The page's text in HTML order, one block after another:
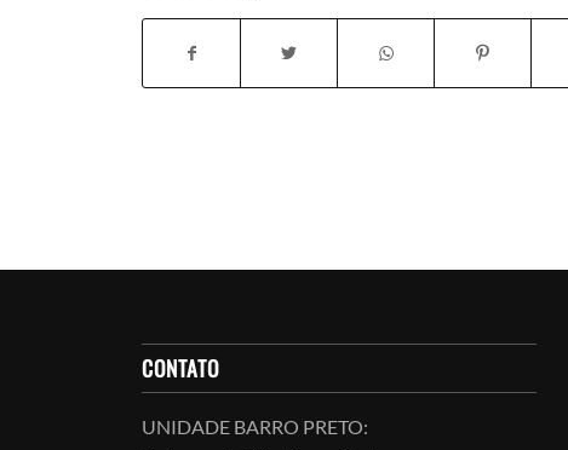
CONTATO
UNIDADE BARRO PRETO: